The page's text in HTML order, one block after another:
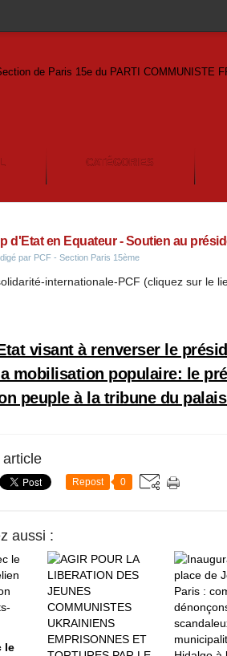
CATÉGORIES
d'Etat en Equateur - Soutien au
par PCF - Section Paris 15ème
internationale-PCF (cliquez sur le
visant à renverser le
mobilisation populaire: le
peuple à la tribune du
article
Repost 0
aussi :
le